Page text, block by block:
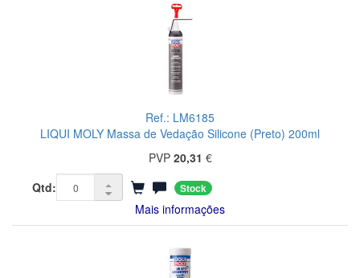
Ref.: LM6185
LIQUI MOLY Massa de Vedação Silicone (Preto) 200ml
PVP 20,31 €
Qtd:
Stock
Mais informações